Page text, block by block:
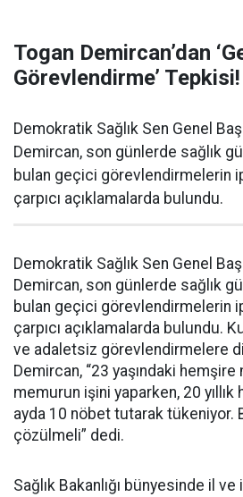
Togan Demircan’dan
Görevlendirme’ Tepkisi!
Demokratik Sağlık Sen Genel
Demircan, son günlerde sağlık
bulan geçici görevlendirmelerin
çarpıcı açıklamalarda bulundu.
Demokratik Sağlık Sen Genel
Demircan, son günlerde sağlık
bulan geçici görevlendirmelerin
çarpıcı açıklamalarda bulundu.
ve adaletsiz görevlendirmelere
Demircan, “23 yaşındaki hemşire
memurun işini yaparken, 20
ayda 10 nöbet tutarak tükeniyor.
çözülmeli” dedi.
Sağlık Bakanlığı bünyesinde il ve